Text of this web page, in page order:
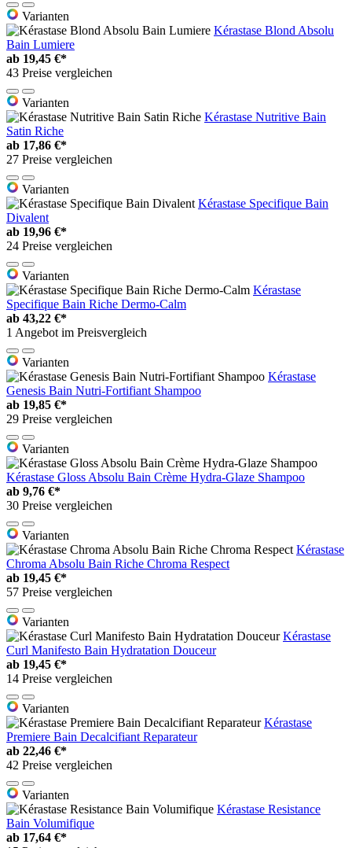
Varianten
Kérastase Blond Absolu
Bain Lumiere
ab 19,45 €*
43 Preise vergleichen
Varianten
Kérastase Nutritive Bain
Satin Riche
ab 17,86 €*
27 Preise vergleichen
Varianten
Kérastase Specifique Bain
Divalent
ab 19,96 €*
24 Preise vergleichen
Varianten
Kérastase
Specifique Bain Riche Dermo-Calm
ab 43,22 €*
1 Angebot im Preisvergleich
Varianten
Kérastase
Genesis Bain Nutri-Fortifiant Shampoo
ab 19,85 €*
29 Preise vergleichen
Varianten
Kérastase Gloss Absolu Bain Crème Hydra-Glaze Shampoo
ab 9,76 €*
30 Preise vergleichen
Varianten
Kérastase
Chroma Absolu Bain Riche Chroma Respect
ab 19,45 €*
57 Preise vergleichen
Varianten
Kérastase
Curl Manifesto Bain Hydratation Douceur
ab 19,45 €*
14 Preise vergleichen
Varianten
Kérastase
Premiere Bain Decalcifiant Reparateur
ab 22,46 €*
42 Preise vergleichen
Varianten
Kérastase Resistance
Bain Volumifique
ab 17,64 €*